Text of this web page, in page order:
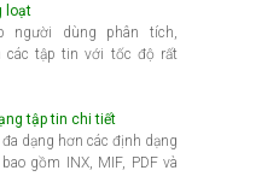
loạt
người dùng phân tích,
các tập tin với tốc độ rất
tập tin chi tiết
dạng hơn các định dạng
gồm INX, MIF, PDF và